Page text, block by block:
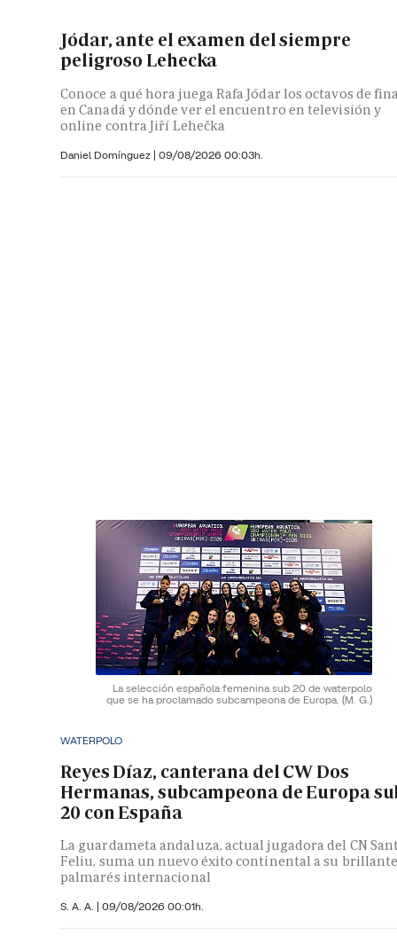
Jódar, ante el examen del siempre
peligroso Lehecka
Conoce a qué hora juega Rafa Jódar los octavos de
en Canadá y dónde ver el encuentro en televisión y
online contra Jiří Lehečka
Daniel Domínguez | 09/08/2026 00:03h.
La selección española femenina sub 20 de waterpolo
que se ha proclamado subcampeona de Europa. (M. G.)
WATERPOLO
Reyes Díaz, canterana del CW Dos
Hermanas, subcampeona de Europa
20 con España
La guardameta andaluza, actual jugadora del CN
Feliu, suma un nuevo éxito continental a su
palmarés internacional
S. A. A. | 09/08/2026 00:01h.